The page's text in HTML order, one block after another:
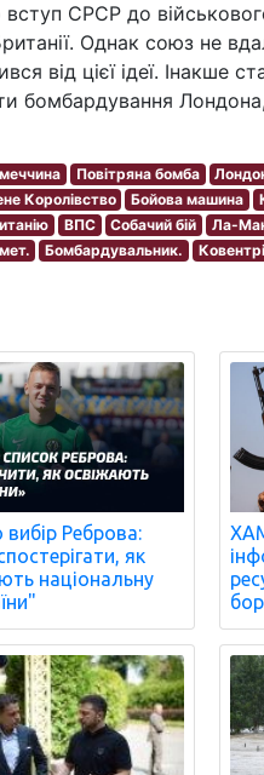
СРСР до
Однак союз не
від цієї ідеї. Інакше
бомбардування
Повітряна бомба
Королівство Бойова машина
ВПС Собачий бій Ла-
Бомбардувальник. Ковентрі
Реброва:
як
національну